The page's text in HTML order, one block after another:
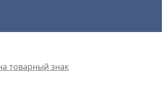
товарный знак